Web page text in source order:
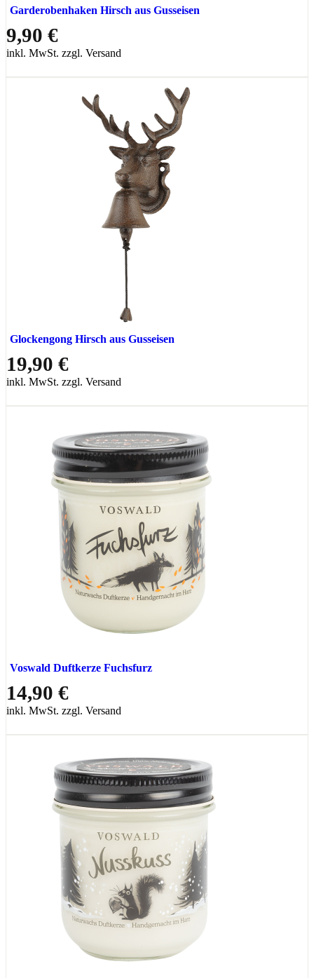
Garderobenhaken Hirsch aus Gusseisen
9,90 €
inkl. MwSt. zzgl. Versand
Glockengong Hirsch aus Gusseisen
19,90 €
inkl. MwSt. zzgl. Versand
Voswald Duftkerze Fuchsfurz
14,90 €
inkl. MwSt. zzgl. Versand